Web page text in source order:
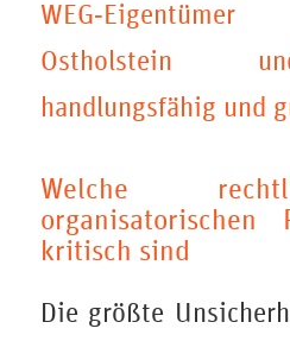
Ostholstein
handlungsfähig und
Welche
kritisch sind
Die größte